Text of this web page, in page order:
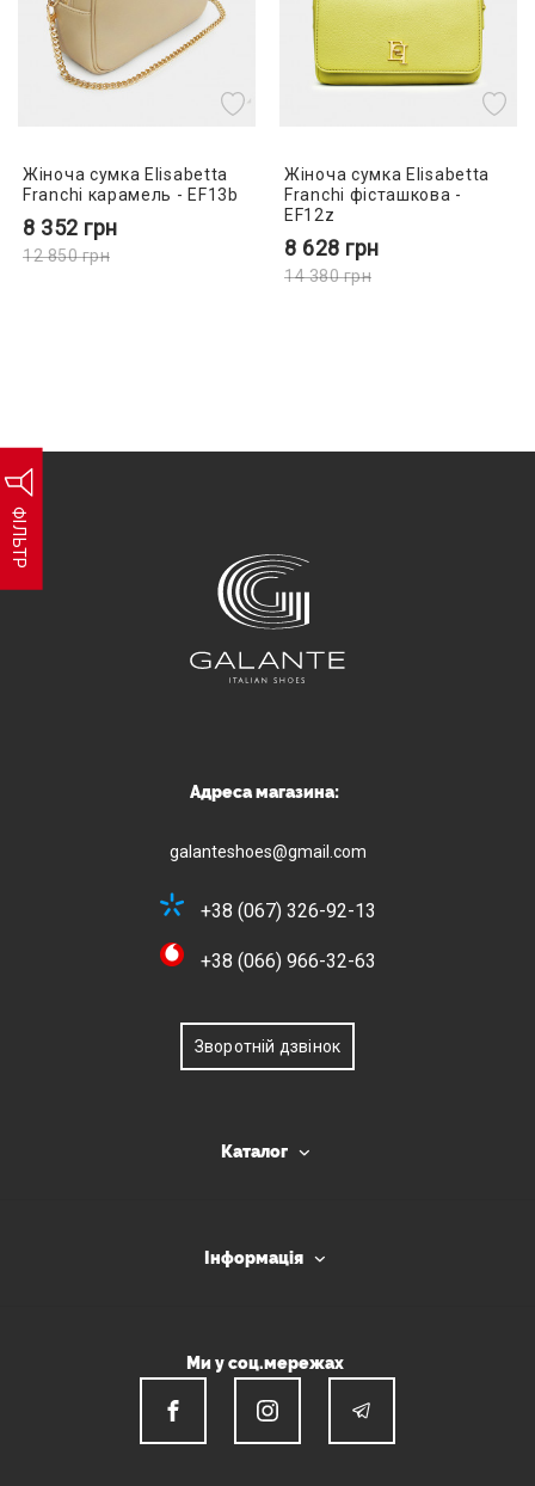
ФІЛЬТР
Жіноча сумка Elisabetta
Franchi карамель - EF13b
8 352 грн
12 850грн
Жіноча сумка Elisabetta
Franchi фісташкова -
EF12z
8 628 грн
14 380грн
Адреса магазина:
galanteshoes@gmail.com
+38 (067) 326-92-13
+38 (066) 966-32-63
Зворотній дзвінок
Каталог
Інформація
Ми у соц.мережах